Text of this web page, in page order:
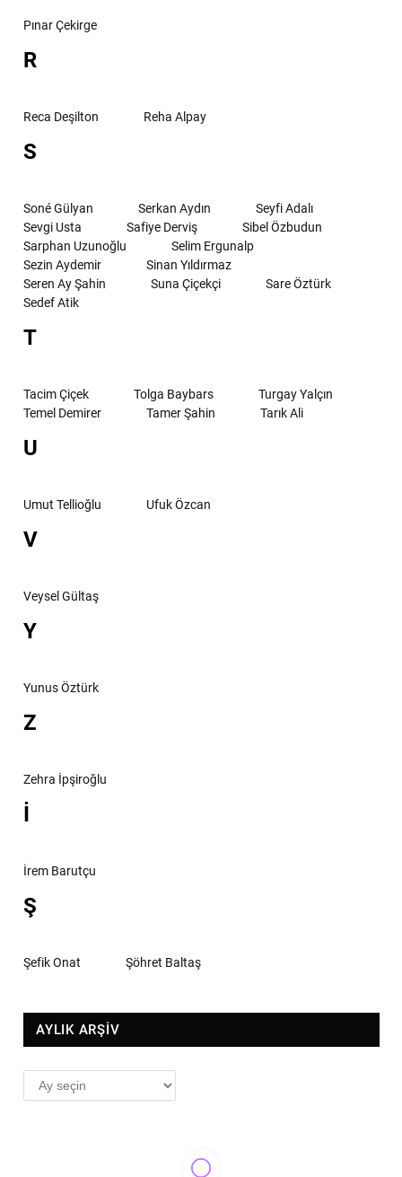
Pınar Çekirge
R
Reca Deşilton Reha Alpay
S
Soné Gülyan Serkan Aydın
Seyfi Adalı
Sevgi Usta
Safiye Derviş
Sibel Özbudun
Sarphan Uzunoğlu
Selim Ergunalp
Sezin Aydemir
Sinan Yıldırmaz
Seren Ay Şahin
Suna Çiçekçi
Sare Öztürk
Sedef Atik
T
Tacim Çiçek Tolga Baybars
Turgay Yalçın
Temel Demirer
Tamer Şahin Tarık Ali
U
Umut Tellioğlu Ufuk Özcan
V
Veysel Gültaş
Y
Yunus Öztürk
Z
Zehra İpşiroğlu
İ
İrem Barutçu
Ş
Şefik Onat Şöhret Baltaş
AYLIK ARŞİV
AYLIK
ARŞİV